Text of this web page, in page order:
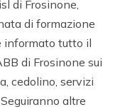
di Frosinone,
di formazione
informato tutto il
di Frosinone sui
cedolino, servizi
altre